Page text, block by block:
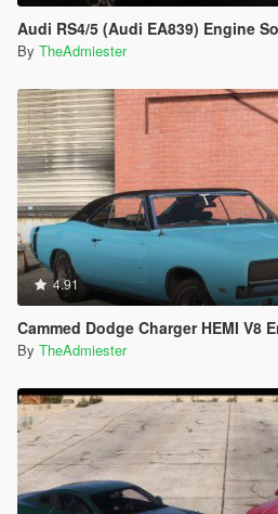
Audi RS4/5 (Audi EA839) Engine
By TheAdmiester
4.91
Cammed Dodge Charger HEMI V8
By TheAdmiester